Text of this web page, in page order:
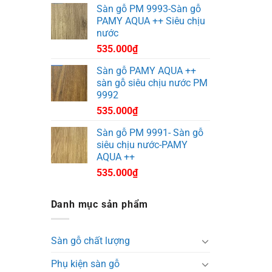
Sàn gỗ PM 9993-Sàn gỗ
PAMY AQUA ++ Siêu chịu
nước
535.000₫
Sàn gỗ PAMY AQUA ++
sàn gỗ siêu chịu nước PM
9992
535.000₫
Sàn gỗ PM 9991- Sàn gỗ
siêu chịu nước-PAMY
AQUA ++
535.000₫
Danh mục sản phẩm
Sàn gỗ chất lượng
Phụ kiện sàn gỗ